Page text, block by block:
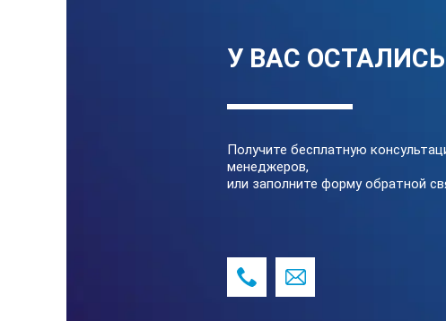
Количество возрастных групп
Масса прибора
У ВАС
Получите бесплатную
менеджеров,
или заполните форму обратной